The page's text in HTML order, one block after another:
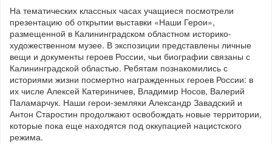
На тематических классных часах учащиеся посмотрели
презентацию об открытии выставки «Наши Герои»,
размещенной в Калининградском областном историко-
художественном музее. В экспозиции представлены личные
вещи и документы героев России, чьи биографии связаны с
Калининградской областью. Ребятам познакомились с
историями жизни посмертно награжденных героев России: в
их числе Алексей Катериничев, Владимир Носов, Валерий
Паламарчук. Наши герои-земляки Александр Завадский и
Антон Старостин продолжают освобождать новые территории,
которые пока еще находятся под оккупацией нацистского
режима.